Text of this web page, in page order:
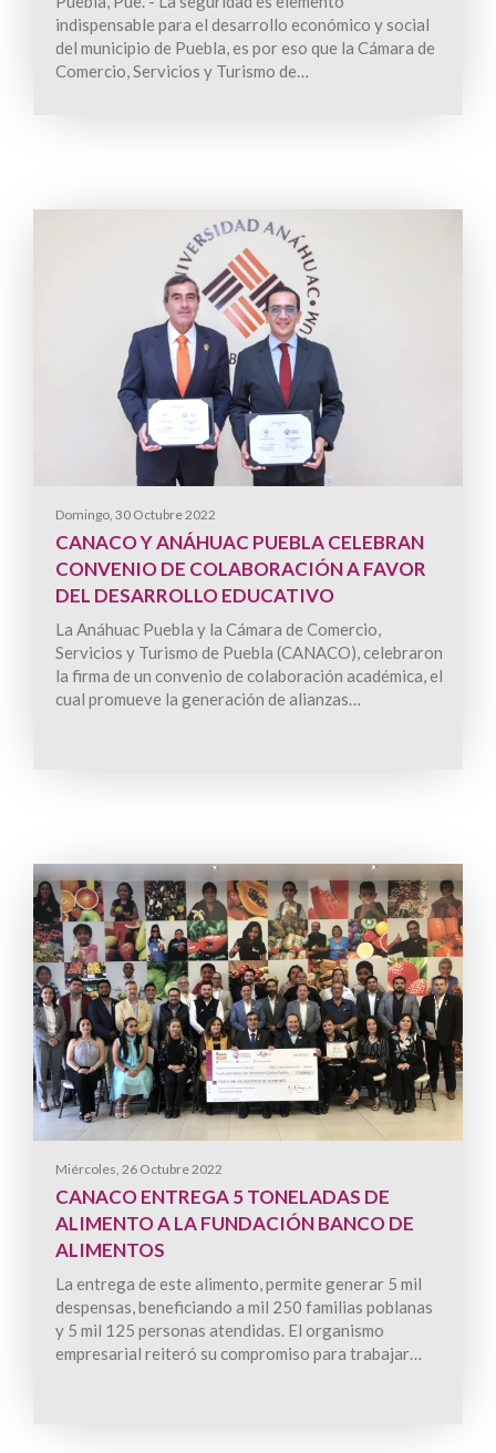
indispensable para el desarrollo económico y social
del municipio de Puebla, es por eso que la Cámara de
Comercio, Servicios y Turismo de…
Domingo, 30 Octubre 2022
CANACO Y ANÁHUAC PUEBLA CELEBRAN
CONVENIO DE COLABORACIÓN A FAVOR
DEL DESARROLLO EDUCATIVO
La Anáhuac Puebla y la Cámara de Comercio,
Servicios y Turismo de Puebla (CANACO), celebraron
la firma de un convenio de colaboración académica, el
cual promueve la generación de alianzas…
Miércoles, 26 Octubre 2022
CANACO ENTREGA 5 TONELADAS DE
ALIMENTO A LA FUNDACIÓN BANCO DE
ALIMENTOS
La entrega de este alimento, permite generar 5 mil
despensas, beneficiando a mil 250 familias poblanas
y 5 mil 125 personas atendidas. El organismo
empresarial reiteró su compromiso para trabajar…